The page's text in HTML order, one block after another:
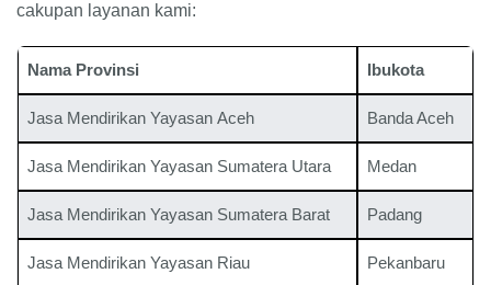
cakupan layanan kami:
Nama Provinsi Ibukota
Jasa Mendirikan Yayasan Aceh Banda Aceh
Jasa Mendirikan Yayasan Sumatera Utara Medan
Jasa Mendirikan Yayasan Sumatera Barat Padang
Jasa Mendirikan Yayasan Riau Pekanbaru